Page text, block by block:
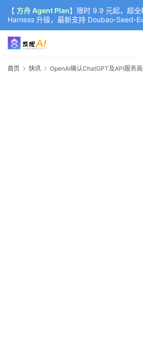
【 方舟 Agent Plan】限时 9.9 元起，超全
Harness 升级，最新支持 Doubao-Seed-
K3（部分）、GLM-5.2
首页 快讯 OpenAI确认ChatGPT及API服务